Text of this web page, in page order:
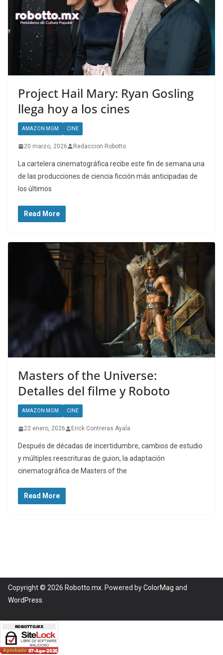
Project Hail Mary: Ryan Gosling
llega hoy a los cines
AMAZON MGM CINE
20 marzo, 2026 Redaccion Robotto
La cartelera cinematográfica recibe este fin de semana una
de las producciones de ciencia ficción más anticipadas de
los últimos
Read More
Masters of the Universe:
Detalles del filme y Roboto
AMAZON MGM CINE
22 enero, 2026 Erick Contreras Ayala
Después de décadas de incertidumbre, cambios de estudio
y múltiples reescrituras de guion, la adaptación
cinematográfica de Masters of the
Read More
Copyright © 2026 Robotto.mx . Powered byColorMag and
WordPress